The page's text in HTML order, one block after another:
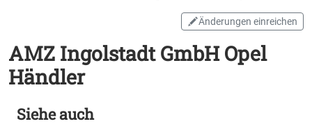
Änderungen einreichen
AMZ Ingolstadt GmbH Opel
Händler
Siehe auch